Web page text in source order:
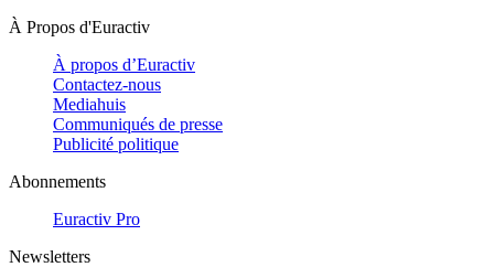
À Propos d'Euractiv
À propos d’Euractiv
Contactez-nous
Mediahuis
Communiqués de presse
Publicité politique
Abonnements
Euractiv Pro
Newsletters